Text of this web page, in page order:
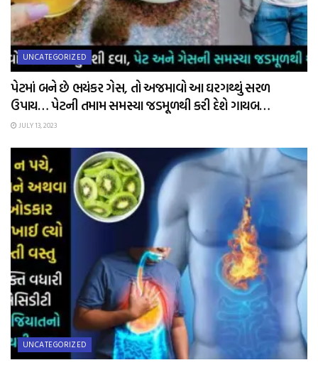
UNCATEGORIZED
પેટમાં બને છે ભયંકર ગેસ, તો અજમાવો આ ઘરગથ્થું સરળ
ઉપાય… પેટની તમામ સમસ્યા જડમૂળથી કરી દેશે ગાયબ…
JULY 13, 2023
UNCATEGORIZED